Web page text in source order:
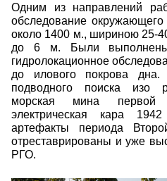
Одним из направлений
обследование
около 1400 м., шириною 25-
до 6 м. Были выполнены
гидролокационное
до илового покрова дна.
подводного поиска изо
морская мина
электрическая кара
артефакты периода
отреставрированы и уже
РГО.